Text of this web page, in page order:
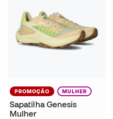
PROMOÇÃO MULHER
Sapatilha Genesis
Mulher